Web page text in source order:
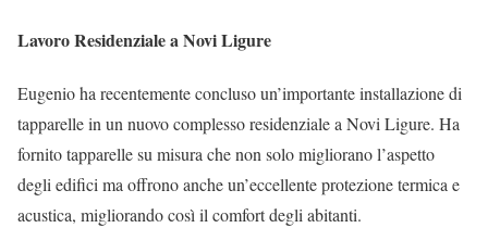
Lavoro Residenziale a Novi Ligure
Eugenio ha recentemente concluso un’importante installazione di
tapparelle in un nuovo complesso residenziale a Novi Ligure. Ha
fornito tapparelle su misura che non solo migliorano l’aspetto
degli edifici ma offrono anche un’eccellente protezione termica e
acustica, migliorando così il comfort degli abitanti.